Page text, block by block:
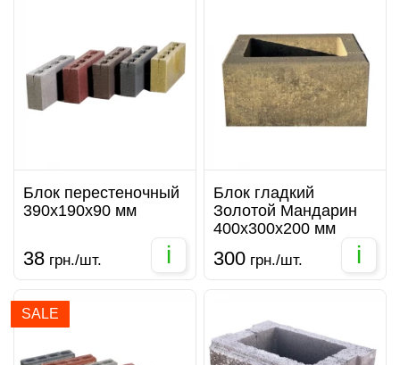
Блок перестеночный
390х190х90 мм
38 грн./шт. i
Блок гладкий
Золотой Мандарин
400х300х200 мм
300 грн./шт. i
SALE